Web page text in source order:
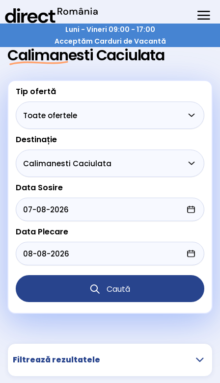
Luni - Vineri 09:00 - 17:00
Acceptăm Carduri de Vacantă
Calimanesti Caciulata
Tip ofertă
Destinație
Data Sosire
Data Plecare
Caută
Filtrează rezultatele